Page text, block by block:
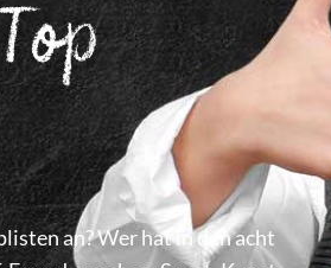
an? Wer hat in den acht